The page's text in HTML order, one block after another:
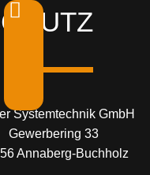
Systemtechnik GmbH
Gewerbering 33
Annaberg-Buchholz